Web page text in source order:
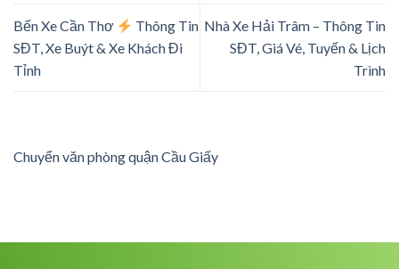
Bến Xe Cần Thơ
Thông Tin
SĐT, Xe Buýt & Xe Khách Đi
Tỉnh
Nhà Xe Hải Trâm – Thông Tin
SĐT, Giá Vé, Tuyến & Lịch
Trình
Chuyển văn phòng quận Cầu Giấy